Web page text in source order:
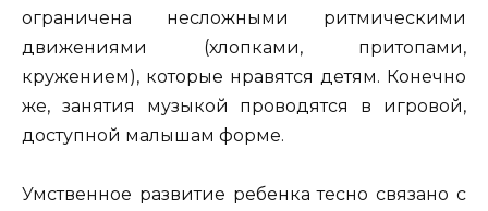
ограничена несложными ритмическими
движениями (хлопками, притопами,
кружением), которые нравятся детям. Конечно
же, занятия музыкой проводятся в игровой,
доступной малышам форме.
Умственное развитие ребенка тесно связано с